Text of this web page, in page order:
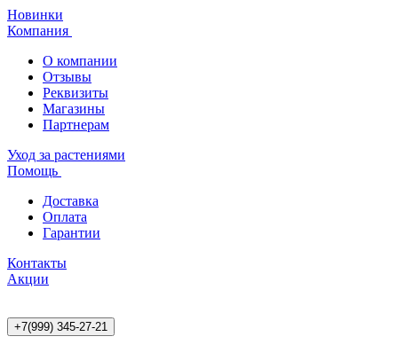
Новинки
Компания
О компании
Отзывы
Реквизиты
Магазины
Партнерам
Уход за растениями
Помощь
Доставка
Оплата
Гарантии
Контакты
Акции
+7(999) 345-27-21